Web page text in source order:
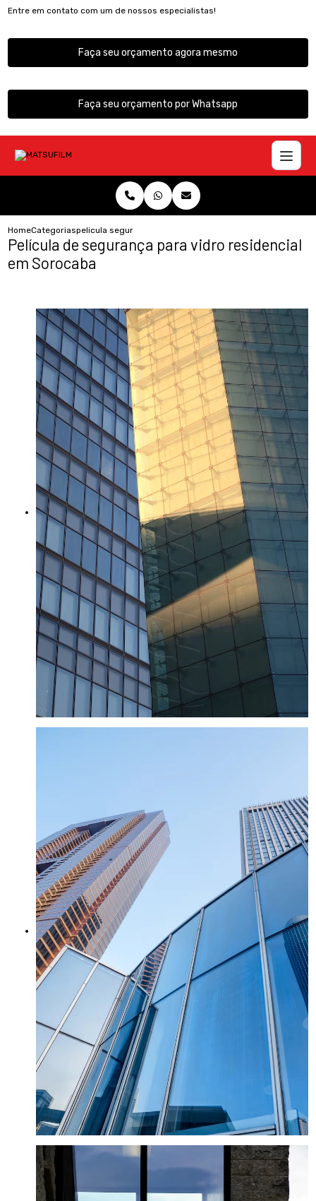
Entre em contato com um de nossos especialistas!
Faça seu orçamento agora mesmo
Faça seu orçamento por Whatsapp
HomeCategoriaspelicula seguranca vidro residencial sorocaba
Película de segurança para vidro residencial
em Sorocaba